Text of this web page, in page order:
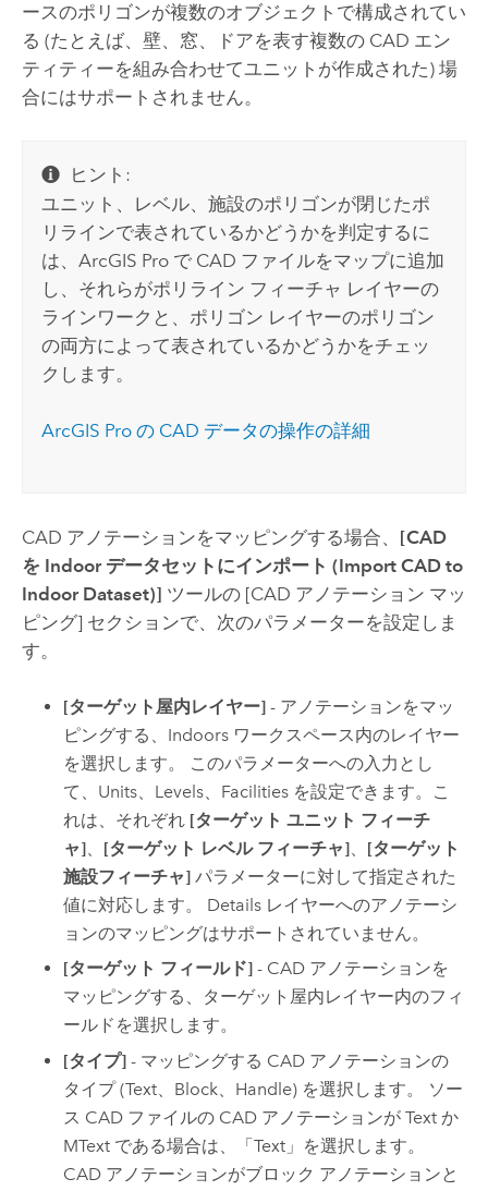
ースのポリゴンが複数のオブジェクトで構成されてい
る (たとえば、壁、窓、ドアを表す複数の CAD エン
ティティーを組み合わせてユニットが作成された) 場
合にはサポートされません。
ヒント:
ユニット、レベル、施設のポリゴンが閉じたポ
リラインで表されているかどうかを判定するに
は、ArcGIS Pro で CAD ファイルをマップに追加
し、それらがポリライン フィーチャ レイヤーの
ラインワークと、ポリゴン レイヤーのポリゴン
の両方によって表されているかどうかをチェッ
クします。
ArcGIS Pro の CAD データの操作の詳細
CAD アノテーションをマッピングする場合、 [CAD
を Indoor データセットにインポート (Import CAD to
Indoor Dataset)] ツールの [CAD アノテーション マッ
ピング] セクションで、次のパラメーターを設定しま
す。
[ターゲット屋内レイヤー] - アノテーションをマッ
ピングする、 Indoors ワークスペース内のレイヤー
を選択します。 このパラメーターへの入力とし
て、Units、Levels、Facilities を設定できます。こ
れは、それぞれ [ターゲット ユニット フィーチ
ャ]、 [ターゲット レベル フィーチャ]、 [ターゲット
施設フィーチャ] パラメーターに対して指定された
値に対応します。 Details レイヤーへのアノテーシ
ョンのマッピングはサポートされていません。
[ターゲット フィールド] - CAD アノテーションを
マッピングする、ターゲット屋内レイヤー内のフィ
ールドを選択します。
[タイプ] - マッピングする CAD アノテーションの
タイプ (Text、Block、Handle) を選択します。 ソー
ス CAD ファイルの CAD アノテーションが Text か
MText である場合は、「Text」を選択します。
CAD アノテーションがブロック アノテーションと